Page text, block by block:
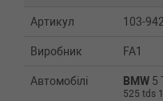
Артикул 103-
Виробник FA1
Автомобілі BMW 5
525 tds